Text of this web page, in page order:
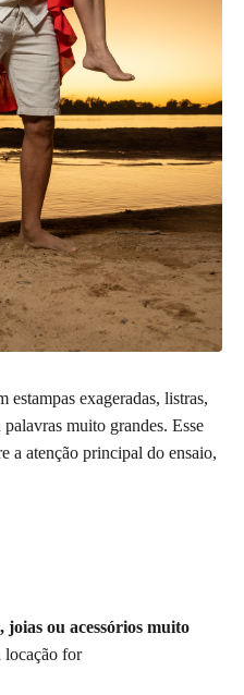
estampas exageradas, listras,
muito grandes. Esse
a atenção principal do ensaio,
joias ou acessórios muito
locação for